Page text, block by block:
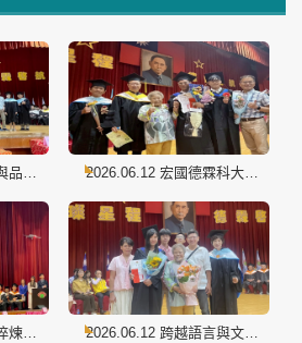
品德
科大周
事長
2026.06.12 宏國德霖科大吳
全桐獲「林謝罕見董事長
獎」，以行動演繹終身學習典
範
煉、
2026.06.12 跨越語言與文化